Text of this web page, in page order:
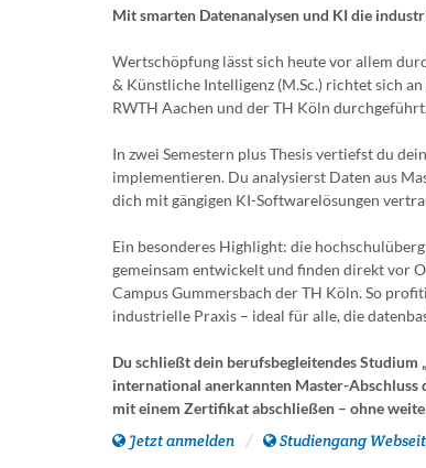
Mit smarten Datenanalysen und KI die
Wertschöpfung lässt sich heute vor allem
& Künstliche Intelligenz (M.Sc.) richtet sich
RWTH Aachen und der TH Köln
In zwei Semestern plus Thesis vertiefst du
implementieren. Du analysierst Daten aus
dich mit gängigen KI-Softwarelösungen
Ein besonderes Highlight: die
gemeinsam entwickelt und finden direkt vor
Campus Gummersbach der TH Köln. So
industrielle Praxis – ideal für alle, die
Du schließt dein berufsbegleitendes
international anerkannten Master-Abschluss
mit einem Zertifikat abschließen – ohne
Jetzt anmelden Studiengang